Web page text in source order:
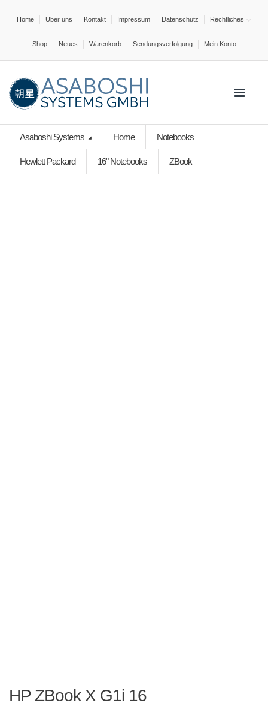
Home Über uns Kontakt Impressum Datenschutz Rechtliches
Shop Neues Warenkorb Sendungsverfolgung Mein Konto
Asaboshi Systems Home Notebooks
Hewlett Packard 16" Notebooks ZBook
HP ZBook X G1i 16